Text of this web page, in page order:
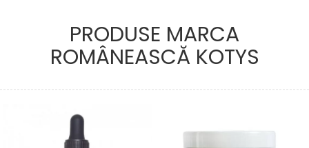
PRODUSE MARCA
ROMÂNEASCĂ KOTYS